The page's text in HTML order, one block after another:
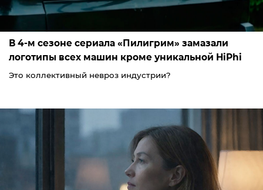
В 4-м сезоне сериала «Пилигрим» замазали
логотипы всех машин кроме уникальной HiPhi
Это коллективный невроз индустрии?